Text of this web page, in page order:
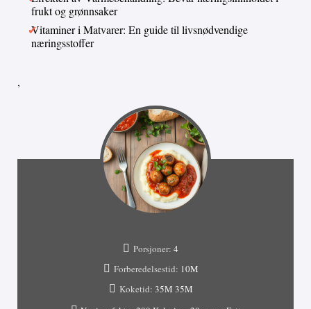
frukt og grønnsaker
Vitaminer i Matvarer: En guide til livsnødvendige
næringsstoffer
,
Porsjoner: 4
Forberedelsestid: 10M
Koketid: 35M 35M